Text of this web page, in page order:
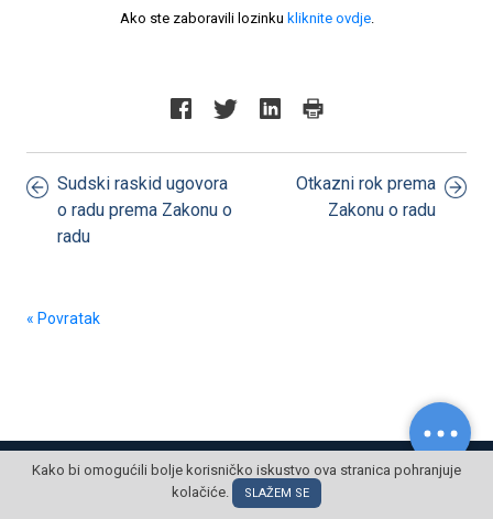
Ako ste zaboravili lozinku kliknite ovdje.
Sudski raskid ugovora
o radu prema Zakonu o
radu
Otkazni rok prema
Zakonu o radu
« Povratak
© POSLOVNI OBLAK Sva prava pridržana
Kako bi omogućili bolje korisničko iskustvo ova stranica pohranjuje
kolačiće.
SLAŽEM SE